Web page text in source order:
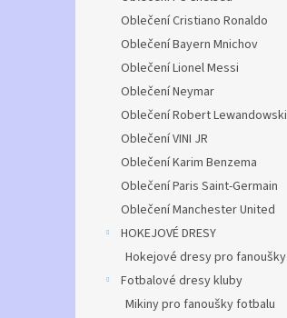
Oblečení Cristiano Ronaldo
Oblečení Bayern Mnichov
Oblečení Lionel Messi
Oblečení Neymar
Oblečení Robert Lewandowski
Oblečení VINI JR
Oblečení Karim Benzema
Oblečení Paris Saint-Germain
Oblečení Manchester United
HOKEJOVÉ DRESY
Hokejové dresy pro fanoušky
Fotbalové dresy kluby
Mikiny pro fanoušky fotbalu